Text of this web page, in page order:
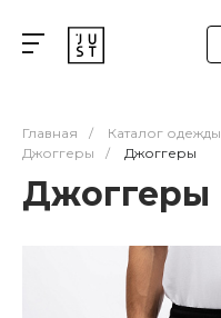
Главная / Каталог одежды
Джоггеры
/ Джоггеры
Джоггеры